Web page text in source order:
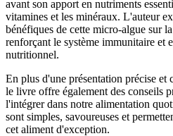
avant son apport en nutriments
vitamines et les minéraux. L'auteur
bénéfiques de cette micro-algue sur
renforçant le système immunitaire et
nutritionnel.
En plus d'une présentation précise et
le livre offre également des conseils
l'intégrer dans notre alimentation
sont simples, savoureuses et
cet aliment d'exception.